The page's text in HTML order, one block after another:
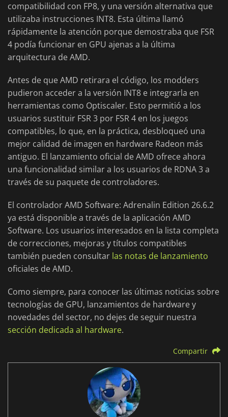
compatibilidad con FP8, y una versión alternativa que
utilizaba instrucciones INT8. Esta última llamó
rápidamente la atención porque demostraba que FSR
4 podía funcionar en GPU ajenas a la última
arquitectura de AMD.
Antes de que AMD retirara el código, los modders
pudieron acceder a la versión INT8 e integrarla en
herramientas como Optiscaler. Esto permitió a los
usuarios sustituir FSR 3 por FSR 4 en los juegos
compatibles, lo que, en la práctica, desbloqueó una
mejor calidad de imagen en hardware Radeon más
antiguo. El lanzamiento oficial de AMD ofrece ahora
una funcionalidad similar a los usuarios de RDNA 3 a
través de su paquete de controladores.
El controlador AMD Software: Adrenalin Edition 26.6.2
ya está disponible a través de la aplicación AMD
Software. Los usuarios interesados en la lista completa
de correcciones, mejoras y títulos compatibles
también pueden consultar las notas de lanzamiento
oficiales de AMD.
Como siempre, para conocer las últimas noticias sobre
tecnologías de GPU, lanzamientos de hardware y
novedades del sector, no dejes de seguir nuestra
sección dedicada al hardware.
Compartir